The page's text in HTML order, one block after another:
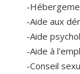
-
-Aide aux
-Aide
-Aide à
-Conseil